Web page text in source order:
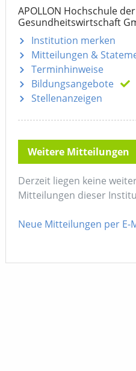
APOLLON Hochschule der
Gesundheitswirtschaft
Institution merken
Mitteilungen &
Terminhinweise
Bildungsangebote
Stellenanzeigen
Weitere Mitteilungen
Derzeit liegen keine
Mitteilungen dieser
Neue Mitteilungen per E-